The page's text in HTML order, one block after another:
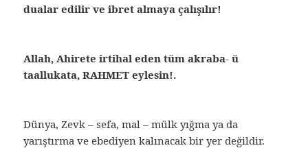
dualar edilir ve ibret almaya çalışılır!
Allah, Ahirete irtihal eden tüm akraba- ü
taallukata, RAHMET eylesin!.
Dünya, Zevk – sefa, mal – mülk yığma ya da
yarıştırma ve ebediyen kalınacak bir yer değildir.